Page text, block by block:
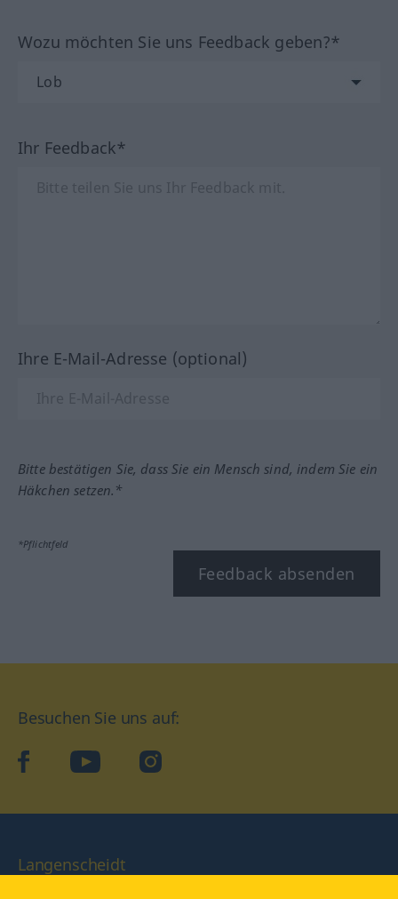
Wozu möchten Sie uns Feedback geben?*
Ihr Feedback*
Ihre E-Mail-Adresse (optional)
Bitte bestätigen Sie, dass Sie ein Mensch sind, indem Sie ein
Häkchen setzen.*
*Pflichtfeld
Feedback absenden
Besuchen Sie uns auf:
facebook YouTube Instagram
Langenscheidt